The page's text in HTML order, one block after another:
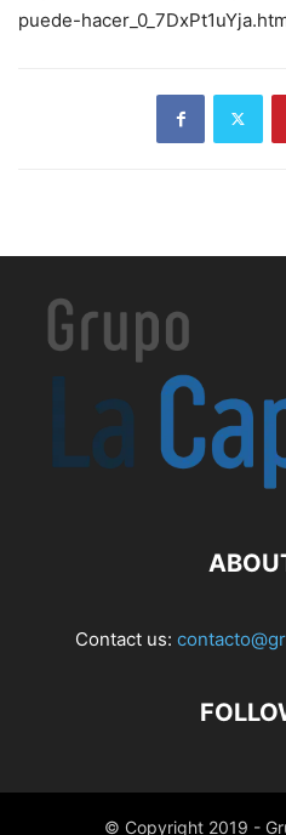
puede-
Contact us:
© Copyright 2019 -